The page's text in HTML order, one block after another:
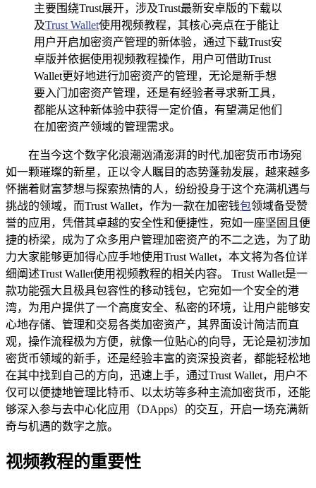
主要围绕Trust展开，涉及Trust最新安卓版的下载以
及Trust Wallet使用视频教程，其核心亮点在于能让
用户开启加密资产管理的新体验，通过下载Trust安
卓版并依据使用视频教程操作，用户可借助Trust
Wallet更好地进行加密资产的管理，无论是新手想
要入门加密资产管理，还是有经验者寻求新工具，
都能从这种新体验中获得一定价值，有望满足他们
在加密资产领域的管理需求。
在当今这个数字化浪潮汹涌澎湃的时代,加密货币市场宛
如一颗璀璨的新星，正以令人瞩目的态势蓬勃发展，越来越多
怀揣着财富梦想与探索热情的人，纷纷投身于这个充满机遇与
挑战的领域，而Trust Wallet，作为一款在加密钱包领域备受赞
誉的应用，凭借其卓越的安全性和便捷性，宛如一座坚固且便
捷的桥梁，成为了众多用户管理加密资产的不二之选，为了助
力大家能够更加得心应手地使用Trust Wallet，本文将为各位详
细阐述Trust Wallet使用视频教程的相关内容。 Trust Wallet是一
款功能强大且极具包容性的移动钱包，它宛如一个安全的港
湾，为用户提供了一个高度安全、私密的环境，让用户能够安
心地存储、管理和交易各类加密资产，其界面设计简洁而直
观，操作流程极为方便，就像一位贴心的向导，无论是初涉加
密货币领域的新手，还是经验丰富的资深投资者，都能轻松地
在其中找到自己的方向，迅速上手，通过Trust Wallet，用户不
仅可以便捷地管理比特币、以太坊等多种主流加密货币，还能
够深入参与去中心化应用（DApps）的交互，开启一场充满新
奇与机遇的数字之旅。
视频教程的重要性